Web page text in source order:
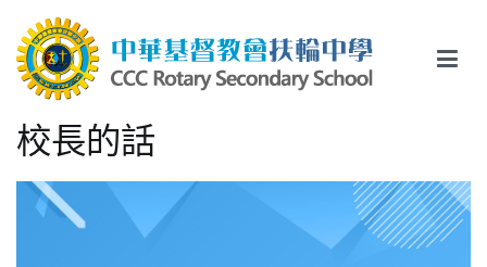
content
中華基督教會扶輪中學
校長的話